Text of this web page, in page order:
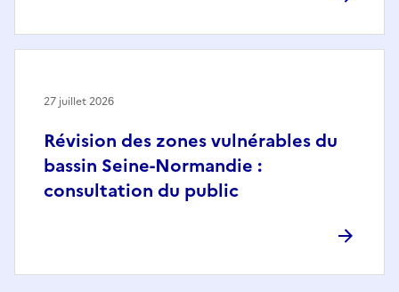
Révision des zones vulnérables du
bassin Seine-Normandie :
consultation du public
27 juillet 2026